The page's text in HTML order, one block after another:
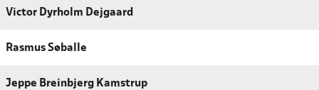
Victor Dyrholm Dejgaard
Rasmus Søballe
Jeppe Breinbjerg Kamstrup